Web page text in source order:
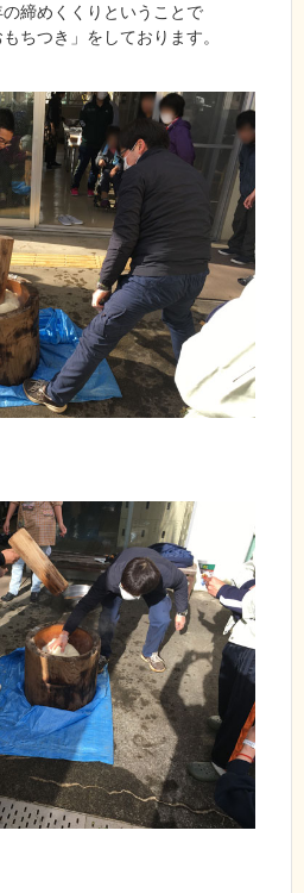
締めくくりということで
ちつき」をしております。